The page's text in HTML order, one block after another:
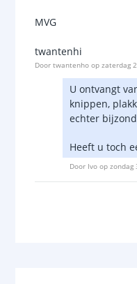
MVG
twantenhi
Door twantenho op zaterdag
U ontvangt
knippen,
echter
Heeft u toch
Door Ivo op zondag